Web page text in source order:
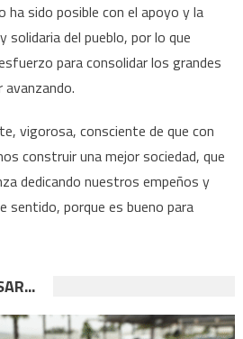
ha sido posible con el apoyo y la
del pueblo, por lo que
para consolidar los grandes
vigorosa, consciente de que con
construir una mejor sociedad, que
dedicando nuestros empeños y
sentido, porque es bueno para